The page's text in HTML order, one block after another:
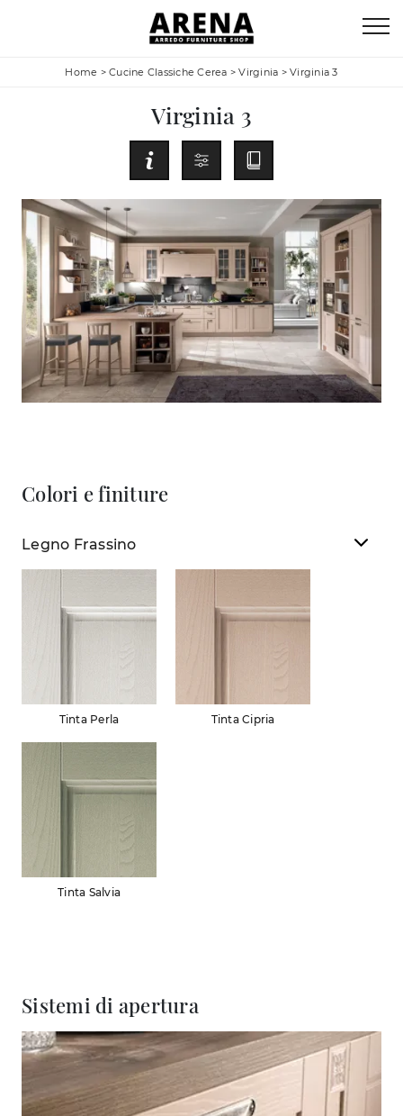
Home >Cucine Classiche Cerea >Virginia >Virginia 3
Virginia 3
Colori e finiture
Legno Frassino
Tinta Perla Tinta Cipria
Tinta Salvia
Sistemi di apertura